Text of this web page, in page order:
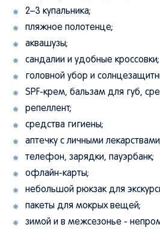
2–3 купальника;
пляжное полотенце;
аквашузы;
сандалии и удобные кроссовки;
головной убор и
SPF-крем, бальзам для губ,
репеллент;
средства гигиены;
аптечку с личными
телефон, зарядки, пауэрбанк;
офлайн-карты;
небольшой рюкзак для
пакеты для мокрых вещей;
зимой и в межсезонье -